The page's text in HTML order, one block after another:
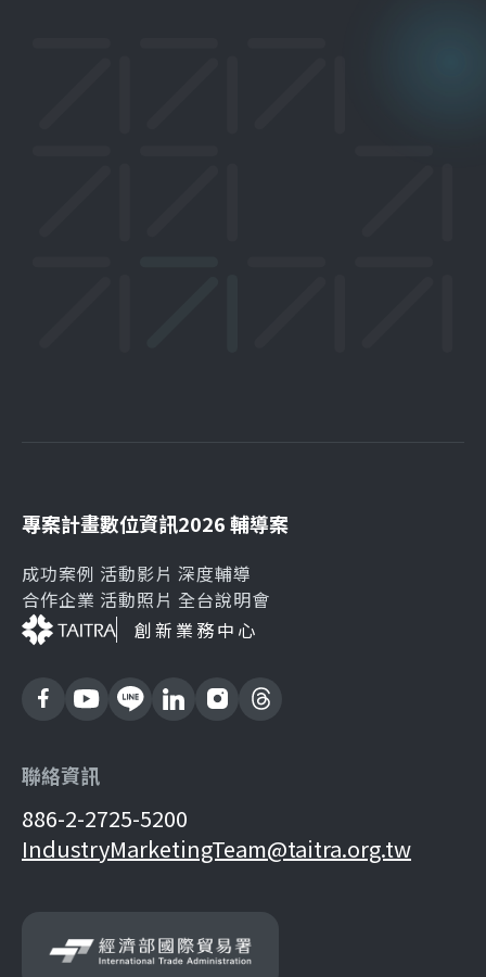
專案計畫
成功案例
合作企業
數位資訊
活動影片
活動照片
2026 輔導案
深度輔導
全台說明會
創新業務中心
聯絡資訊
886-2-2725-5200
IndustryMarketingTeam@taitra.org.tw